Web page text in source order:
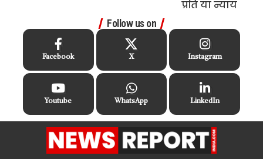
Follow us on
Facebook X Instagram
Youtube WhatsApp LinkedIn